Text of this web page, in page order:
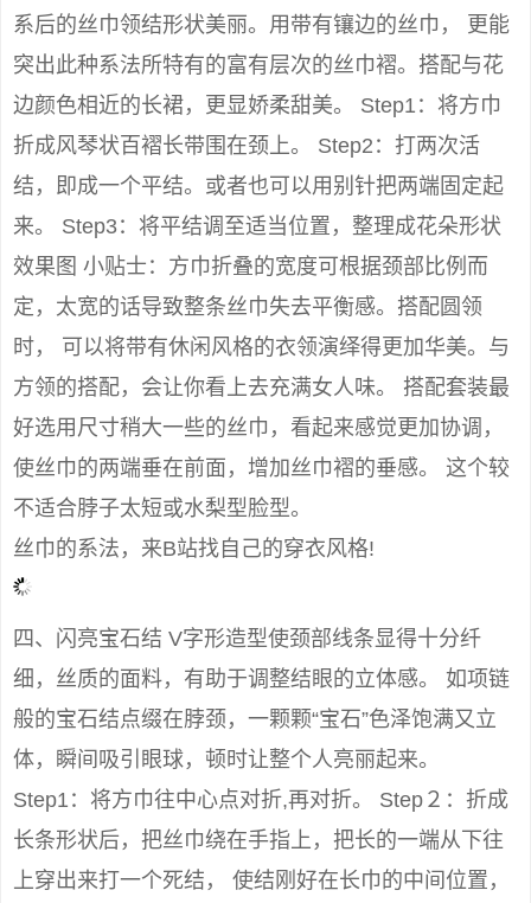
系后的丝巾领结形状美丽。用带有镶边的丝巾， 更能
突出此种系法所特有的富有层次的丝巾褶。搭配与花
边颜色相近的长裙，更显娇柔甜美。 Step1：将方巾
折成风琴状百褶长带围在颈上。 Step2：打两次活
结，即成一个平结。或者也可以用别针把两端固定起
来。 Step3：将平结调至适当位置，整理成花朵形状
效果图 小贴士：方巾折叠的宽度可根据颈部比例而
定，太宽的话导致整条丝巾失去平衡感。搭配圆领
时， 可以将带有休闲风格的衣领演绎得更加华美。与
方领的搭配，会让你看上去充满女人味。 搭配套装最
好选用尺寸稍大一些的丝巾，看起来感觉更加协调，
使丝巾的两端垂在前面，增加丝巾褶的垂感。 这个较
不适合脖子太短或水梨型脸型。
丝巾的系法，来B站找自己的穿衣风格!
四、闪亮宝石结 V字形造型使颈部线条显得十分纤
细，丝质的面料，有助于调整结眼的立体感。 如项链
般的宝石结点缀在脖颈，一颗颗“宝石”色泽饱满又立
体，瞬间吸引眼球，顿时让整个人亮丽起来。
Step1：将方巾往中心点对折,再对折。 Step２：折成
长条形状后，把丝巾绕在手指上，把长的一端从下往
上穿出来打一个死结， 使结刚好在长巾的中间位置，